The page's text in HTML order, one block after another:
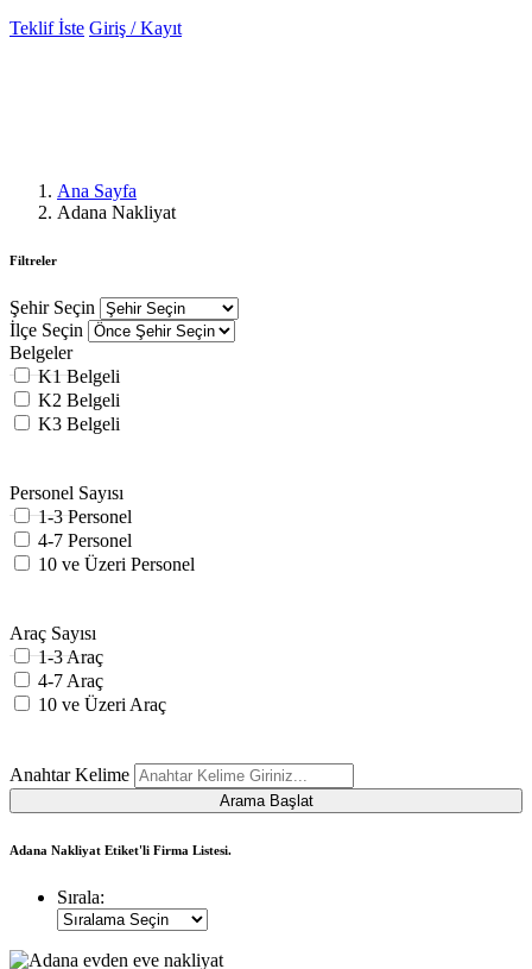
Teklif İste Giriş / Kayıt
Ana Sayfa
Adana Nakliyat
Filtreler
Şehir Seçin
İlçe Seçin
Belgeler
K1 Belgeli
K2 Belgeli
K3 Belgeli
Personel Sayısı
1-3 Personel
4-7 Personel
10 ve Üzeri Personel
Araç Sayısı
1-3 Araç
4-7 Araç
10 ve Üzeri Araç
Anahtar Kelime
Arama Başlat
Adana Nakliyat Etiket'li Firma Listesi.
Sırala: